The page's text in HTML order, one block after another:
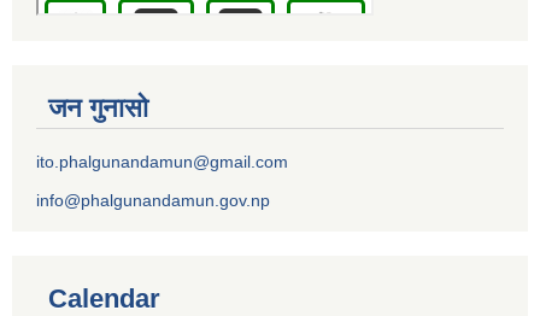
जन गुनासो
ito.phalgunandamun@gmail.com
info@phalgunandamun.gov.np
Calendar